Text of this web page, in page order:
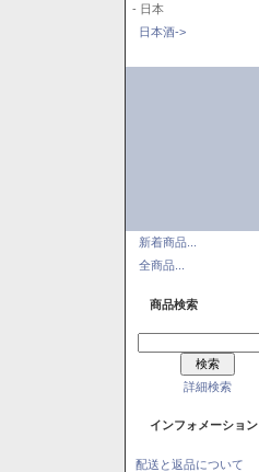
- 日本
日本酒->
新着商品...
全商品...
商品検索
詳細検索
インフォメーション
配送と返品について